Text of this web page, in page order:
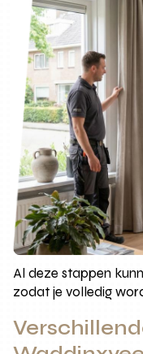
Al deze stappen
zodat je volledig